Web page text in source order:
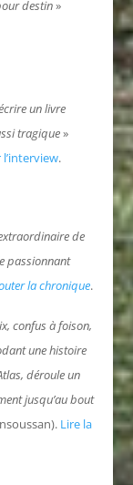
destin»
un livre
tragique»
.
de
passionnant
la chronique.
confus à foison,
une histoire
déroule un
jusqu’au bout
Lire la